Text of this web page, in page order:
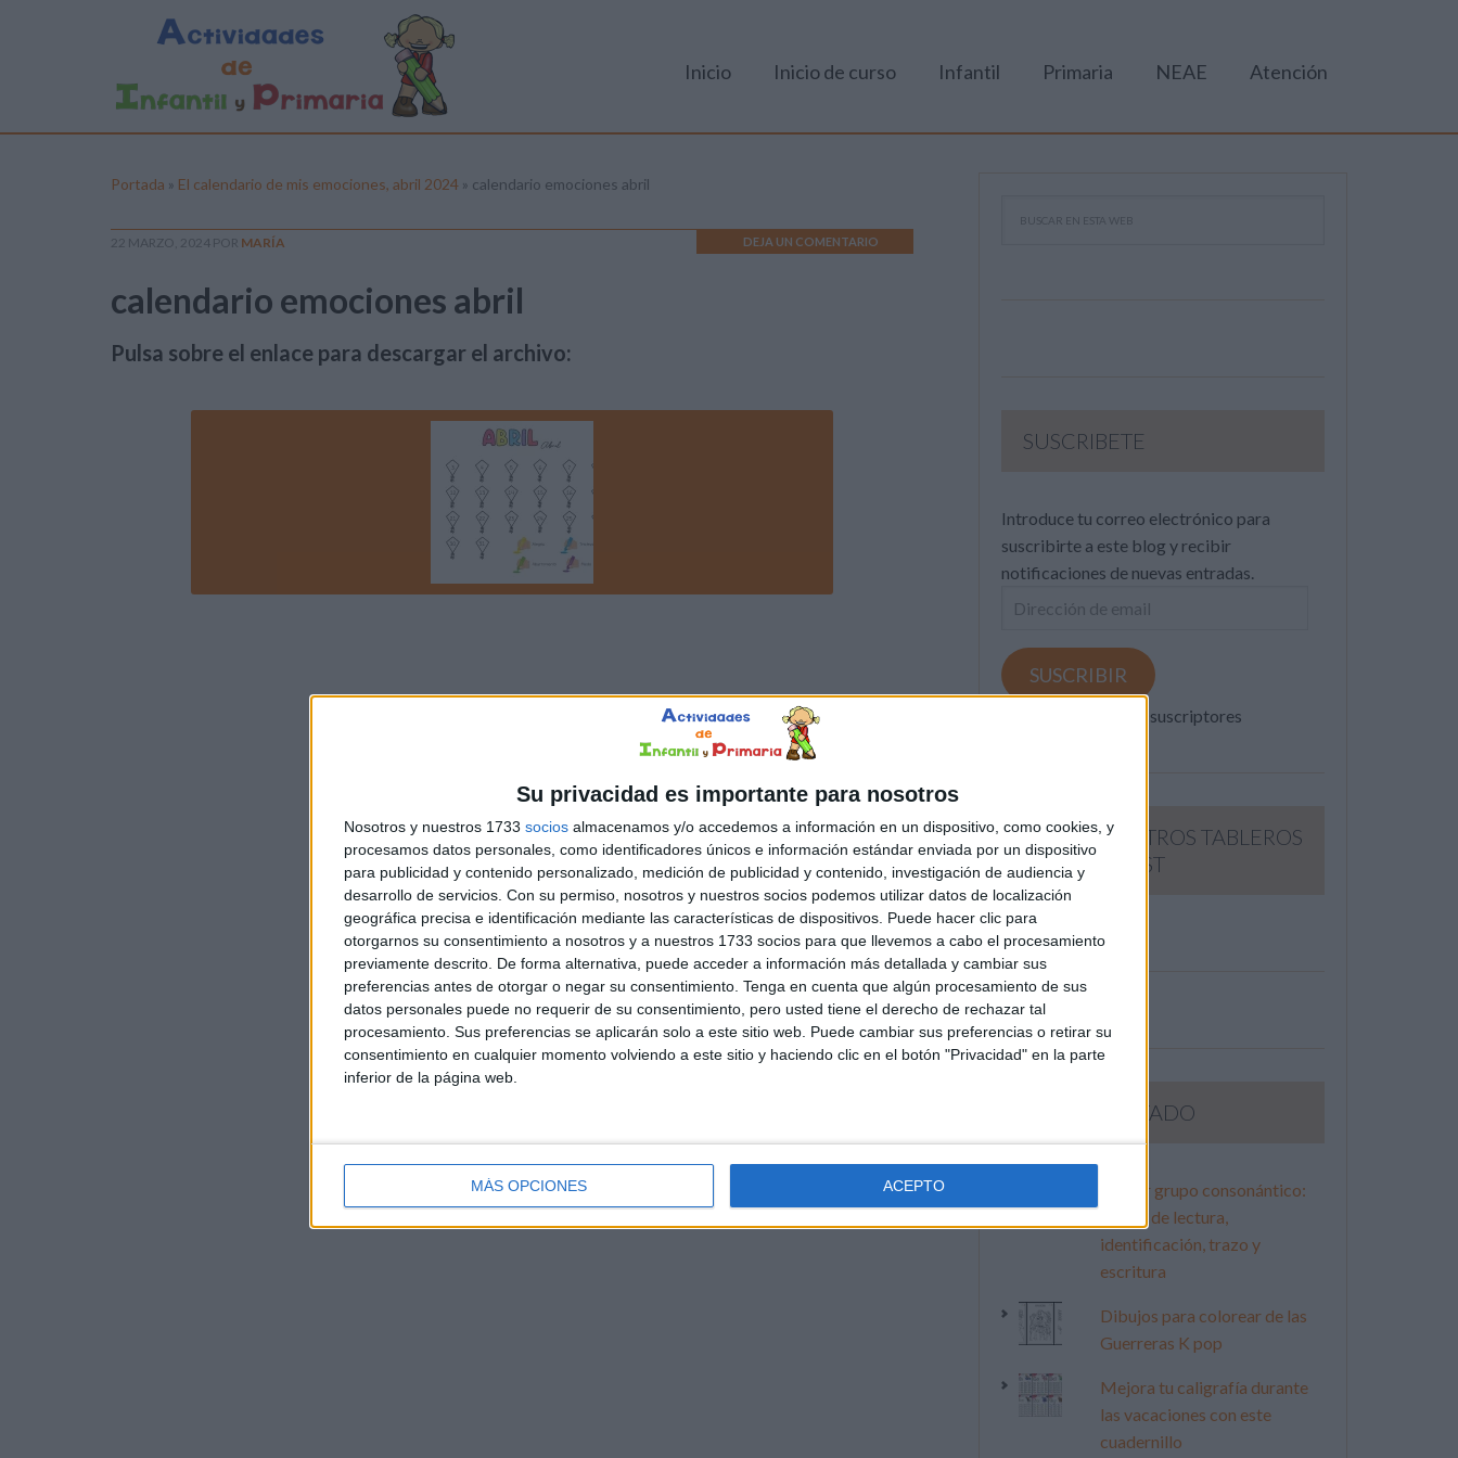
Su privacidad es importante para nosotros
Nosotros y nuestros 1733 socios almacenamos y/o accedemos a información en un dispositivo, como cookies, y
procesamos datos personales, como identificadores únicos e información estándar enviada por un dispositivo
para publicidad y contenido personalizado, medición de publicidad y contenido, investigación de audiencia y
desarrollo de servicios. Con su permiso, nosotros y nuestros socios podemos utilizar datos de localización
geográfica precisa e identificación mediante las características de dispositivos. Puede hacer clic para
otorgarnos su consentimiento a nosotros y a nuestros 1733 socios para que llevemos a cabo el procesamiento
previamente descrito. De forma alternativa, puede acceder a información más detallada y cambiar sus
preferencias antes de otorgar o negar su consentimiento. Tenga en cuenta que algún procesamiento de sus
datos personales puede no requerir de su consentimiento, pero usted tiene el derecho de rechazar tal
procesamiento. Sus preferencias se aplicarán solo a este sitio web. Puede cambiar sus preferencias o retirar su
consentimiento en cualquier momento volviendo a este sitio y haciendo clic en el botón "Privacidad" en la parte
inferior de la página web.
MÁS OPCIONES ACEPTO
Inicio Inicio de curso Infantil Primaria NEAE Atención
Portada » El calendario de mis emociones, abril 2024 » calendario emociones abril
22 MARZO, 2024 POR MARÍA DEJA UN COMENTARIO
calendario emociones abril
Pulsa sobre el enlace para descargar el archivo:
SUSCRIBETE
Introduce tu correo electrónico para
suscribirte a este blog y recibir
notificaciones de nuevas entradas.
Dirección
email
SUSCRIBIR
Únete a otros 371K suscriptores
SIGUE NUESTROS TABLEROS
EN PINTEREST
LO MÁS VISITADO
Primer grupo consonántico:
Fichas de lectura,
identificación, trazo y
escritura
Dibujos para colorear de las
Guerreras K pop
Mejora tu caligrafía durante
las vacaciones con este
cuadernillo